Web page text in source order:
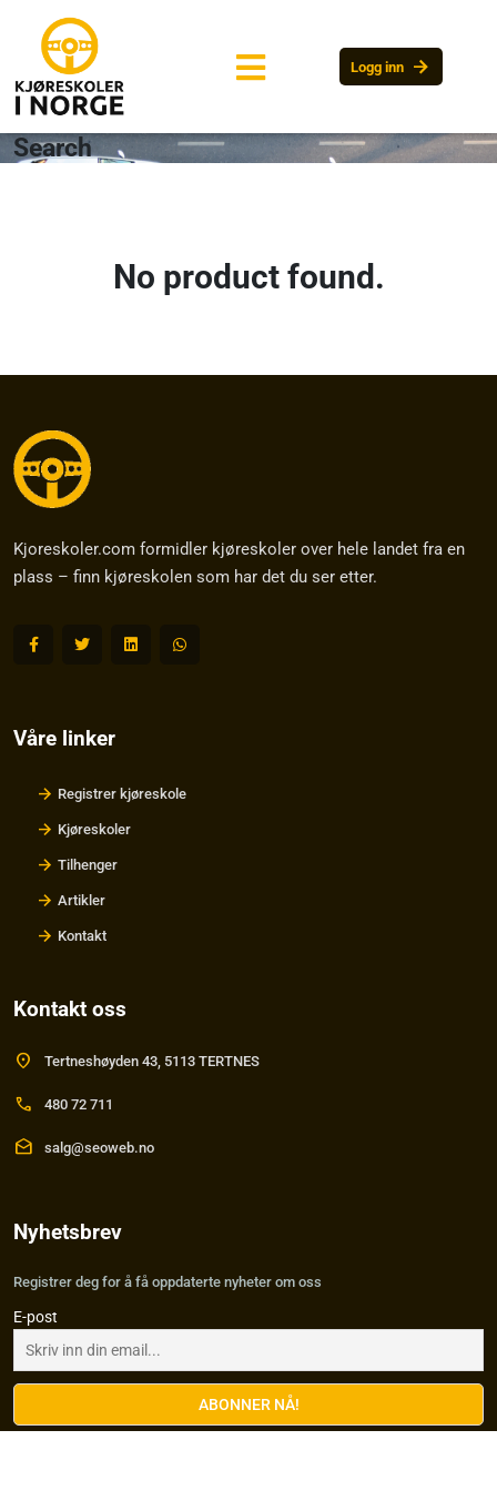
Logg inn arrow_forward
Search
No product found.
Kjoreskoler.com formidler kjøreskoler over hele landet fra en
plass – finn kjøreskolen som har det du ser etter.
Våre linker
Registrer kjøreskole
Kjøreskoler
Tilhenger
Artikler
Kontakt
Kontakt oss
location_on Tertneshøyden 43, 5113 TERTNES
call 480 72 711
drafts salg@seoweb.no
Nyhetsbrev
Registrer deg for å få oppdaterte nyheter om oss
E-post